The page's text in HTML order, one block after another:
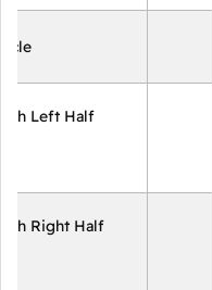
Left Half
Right Half